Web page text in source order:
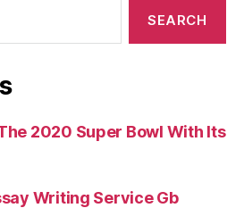
2020 Super Bowl With Its
Writing Service Gb